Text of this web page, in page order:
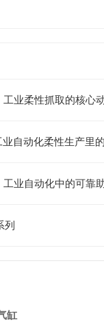
业柔性抓取的核心
自动化柔性生产里
业自动化中的可靠
列
缸